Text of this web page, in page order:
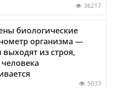
36217
биологические
организма —
выходят из строя,
5033